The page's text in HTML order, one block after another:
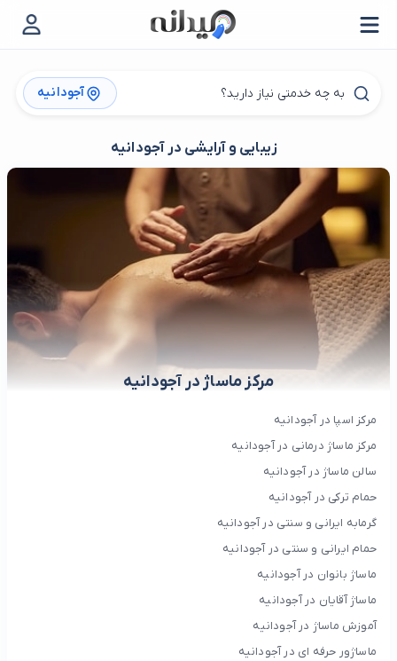
آجودانیه
زیبایی و آرایشی در آجودانیه
مرکز ماساژ در آجودانیه
مرکز اسپا در آجودانیه
مرکز ماساژ درمانی در آجودانیه
سالن ماساژ در آجودانیه
حمام ترکی در آجودانیه
گرمابه ایرانی و سنتی در آجودانیه
حمام ایرانی و سنتی در آجودانیه
ماساژ بانوان در آجودانیه
ماساژ آقایان در آجودانیه
آموزش ماساژ در آجودانیه
ماساژور حرفه ای در آجودانیه